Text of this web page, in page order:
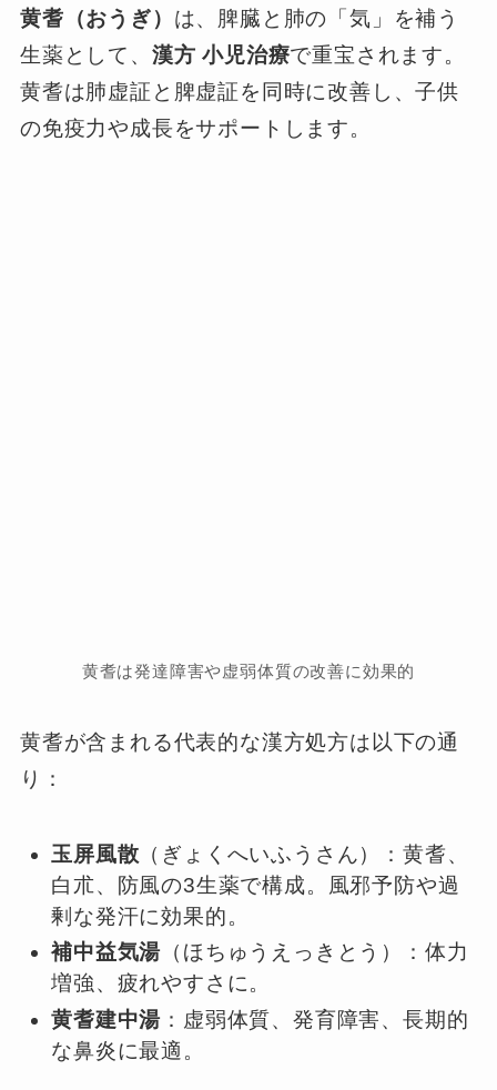
黄耆（おうぎ） は、脾臓と肺の「気」を補う
生薬として、 漢方 小児治療で重宝されます。
黄耆は肺虚証と脾虚証を同時に改善し、子供
の免疫力や成長をサポートします。
黄耆は発達障害や虚弱体質の改善に効果的
黄耆が含まれる代表的な漢方処方は以下の通
り：
玉屏風散 （ぎょくへいふうさん）：黄耆、
白朮、防風の3生薬で構成。風邪予防や過
剰な発汗に効果的。
補中益気湯 （ほちゅうえっきとう）：体力
増強、疲れやすさに。
黄耆建中湯 ：虚弱体質、発育障害、長期的
な鼻炎に最適。